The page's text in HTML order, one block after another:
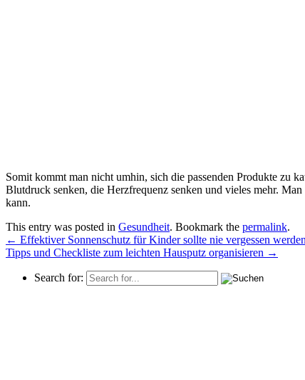
Somit kommt man nicht umhin, sich die passenden Produkte zu
Blutdruck senken, die Herzfrequenz senken und vieles mehr.
kann.
This entry was posted in Gesundheit. Bookmark the permalink.
← Effektiver Sonnenschutz für Kinder sollte nie vergessen werden
Tipps und Checkliste zum leichten Hausputz organisieren →
Search for: